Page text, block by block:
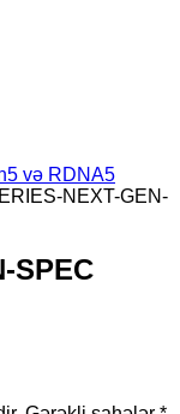
və RDNA5
NEXT-GEN-
SPEC